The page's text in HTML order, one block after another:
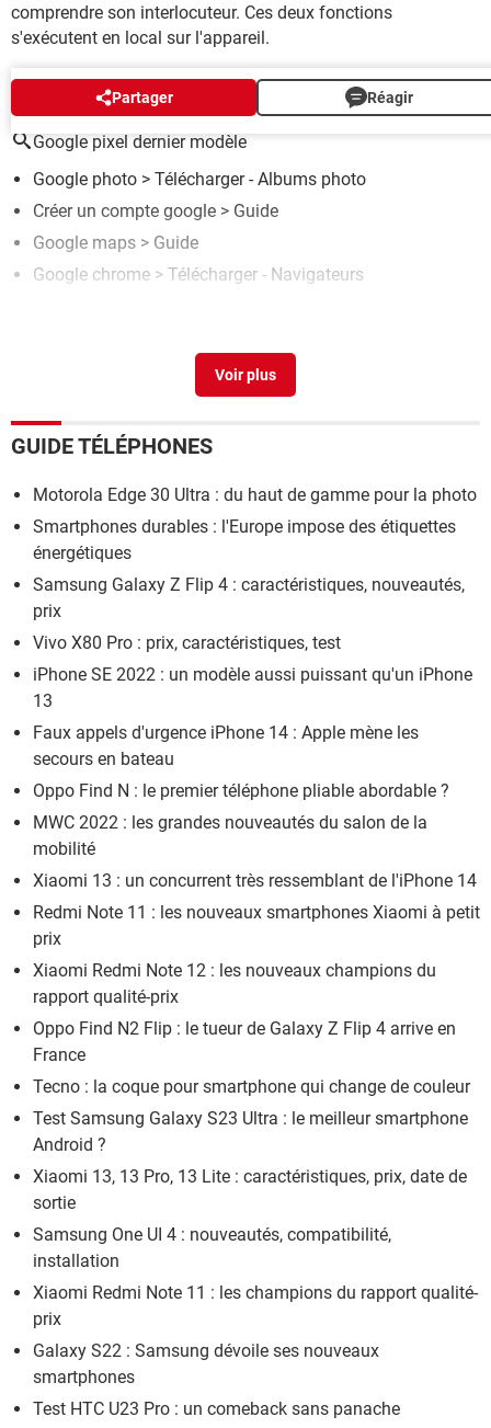
comprendre son interlocuteur. Ces deux fonctions
s'exécutent en local sur l'appareil.
Partager Réagir
AUTOUR DU MÊME SUJET
Google pixel dernier modèle
Google photo > Télécharger - Albums photo
Créer un compte google > Guide
Google maps > Guide
Google chrome > Télécharger - Navigateurs
GUIDE TÉLÉPHONES
Motorola Edge 30 Ultra : du haut de gamme pour la photo
Smartphones durables : l'Europe impose des étiquettes
énergétiques
Samsung Galaxy Z Flip 4 : caractéristiques, nouveautés,
prix
Vivo X80 Pro : prix, caractéristiques, test
iPhone SE 2022 : un modèle aussi puissant qu'un iPhone
13
Faux appels d'urgence iPhone 14 : Apple mène les
secours en bateau
Oppo Find N : le premier téléphone pliable abordable ?
MWC 2022 : les grandes nouveautés du salon de la
mobilité
Xiaomi 13 : un concurrent très ressemblant de l'iPhone 14
Redmi Note 11 : les nouveaux smartphones Xiaomi à petit
prix
Xiaomi Redmi Note 12 : les nouveaux champions du
rapport qualité-prix
Oppo Find N2 Flip : le tueur de Galaxy Z Flip 4 arrive en
France
Tecno : la coque pour smartphone qui change de couleur
Test Samsung Galaxy S23 Ultra : le meilleur smartphone
Android ?
Xiaomi 13, 13 Pro, 13 Lite : caractéristiques, prix, date de
sortie
Samsung One UI 4 : nouveautés, compatibilité,
installation
Xiaomi Redmi Note 11 : les champions du rapport qualité-
prix
Galaxy S22 : Samsung dévoile ses nouveaux
smartphones
Test HTC U23 Pro : un comeback sans panache